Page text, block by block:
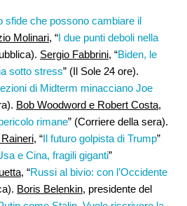
sfide che possono cambiare il
Molinari, “I due punti deboli nella
Sergio Fabbrini, “Biden, le
sotto stress” (Il Sole 24 ore).
di Midterm minacciano Joe
Bob Woodword e Robert Costa,
rimane” (Corriere della sera).
, “Il futuro golpista di Trump”
e Cina, fragili giganti”
, “Russi al bivio: con l’Occidente
Boris Belenkin, presidente del